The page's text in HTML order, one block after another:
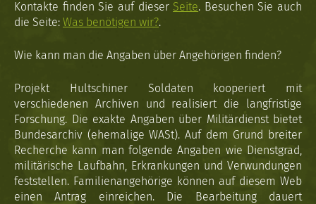
Kontakte finden Sie auf dieser Seite. Besuchen Sie auch
die Seite: Was benötigen wir?.
Wie kann man die Angaben über Angehörigen finden?
Projekt Hultschiner Soldaten kooperiert mit
verschiedenen Archiven und realisiert die langfristige
Forschung. Die exakte Angaben über Militärdienst bietet
Bundesarchiv (ehemalige WASt). Auf dem Grund breiter
Recherche kann man folgende Angaben wie Dienstgrad,
militärische Laufbahn, Erkrankungen und Verwundungen
feststellen. Familienangehörige können auf diesem Web
einen Antrag einreichen. Die Bearbeitung dauert